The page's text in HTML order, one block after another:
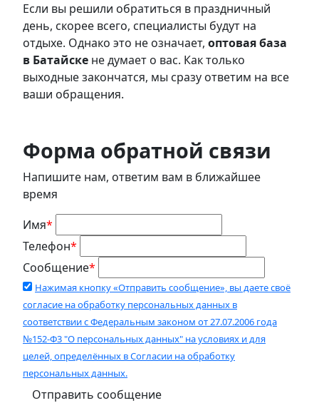
Если вы решили обратиться в праздничный
день, скорее всего, специалисты будут на
отдыхе. Однако это не означает, оптовая база
в Батайске не думает о вас. Как только
выходные закончатся, мы сразу ответим на все
ваши обращения.
Форма обратной связи
Напишите нам, ответим вам в ближайшее
время
Имя*
Телефон*
Сообщение*
Нажимая кнопку «Отправить сообщение», вы даете своё
согласие на обработку персональных данных в
соответствии с Федеральным законом от 27.07.2006 года
№152-Ф3 "О персональных данных" на условиях и для
целей, определённых в Согласии на обработку
персональных данных.